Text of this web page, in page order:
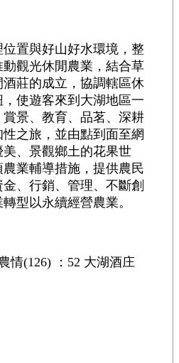
置與好山好水環境，整
觀光休閒農業，結合草
莊的成立，協調轄區休
使遊客來到大湖地區一
景、教育、品茗、深耕
之旅，並由點到面至網
、景觀鄉土的花果世
業輔導措施，提供農民
、行銷、管理、不斷創
型以永續經營農業。
情(126) ：52 大湖酒庄